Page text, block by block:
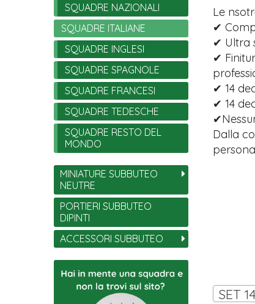
Le
✔
✔ Ultra
✔
✔ 14
✔ 14
Dalla
SET
SQUADRE NAZIONALI
SQUADRE ITALIANE
SQUADRE INGLESI
SQUADRE SPAGNOLE
SQUADRE FRANCESI
SQUADRE TEDESCHE
SQUADRE RESTO DEL
MONDO
MINIATURE SUBBUTEO
NEUTRE
PORTIERI SUBBUTEO
DIPINTI
ACCESSORI SUBBUTEO